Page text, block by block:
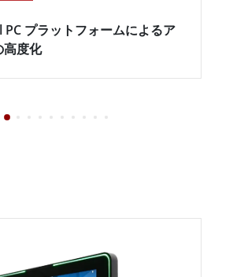
PC プラットフォームによるア
高度化